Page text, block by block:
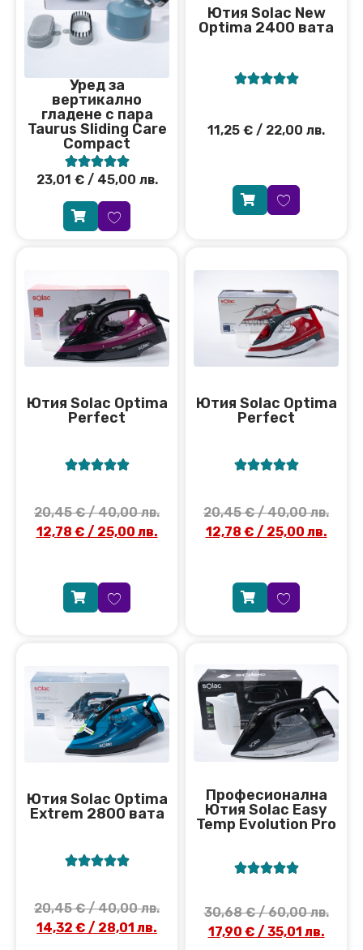
Уред за
вертикално
гладене с пара
Taurus Sliding Care
Compact

23,01 €/ 45,00 лв.
Ютия Solac New
Optima 2400 вата

11,25 € / 22,00 лв.
Ютия Solac Optima
Perfect

20,45€/ 40,00 лв.
12,78 € / 25,00 лв.
Ютия Solac Optima
Perfect

20,45€/ 40,00 лв.
12,78 € / 25,00 лв.
Ютия Solac Optima
Extrem 2800 вата

20,45€/ 40,00 лв.
14,32 € / 28,01 лв.
Професионална
Ютия Solac Easy
Temp Evolution Pro

30,68€/ 60,00 лв.
17,90 € / 35,01 лв.